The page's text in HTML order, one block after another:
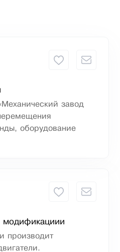
завод
оборудование
модификациии
производит